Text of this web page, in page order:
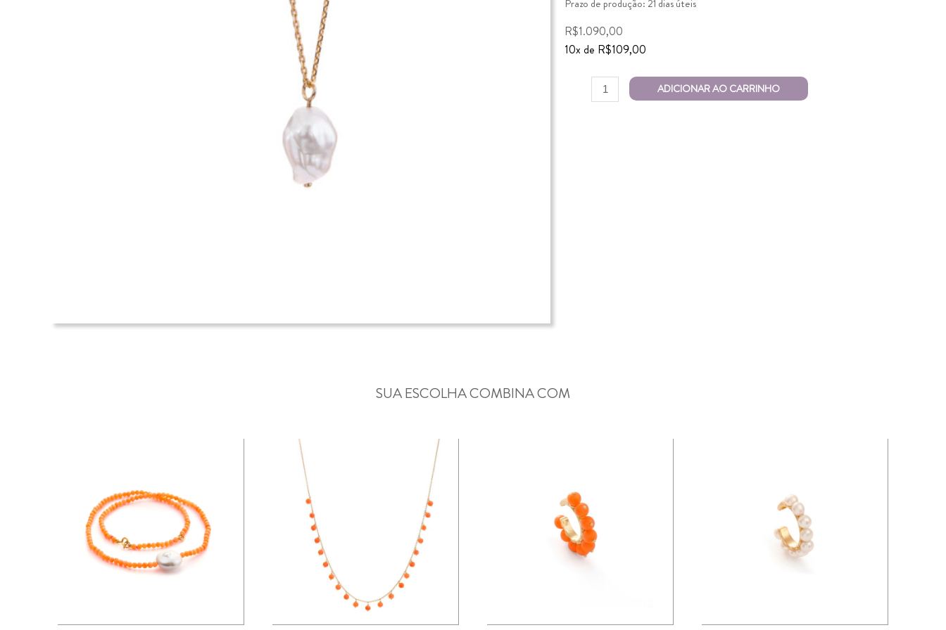
Prazo de produção: 21 dias úteis
R$1.090,00
10x de R$109,00
ADICIONAR AO CARRINHO
SUA ESCOLHA COMBINA COM